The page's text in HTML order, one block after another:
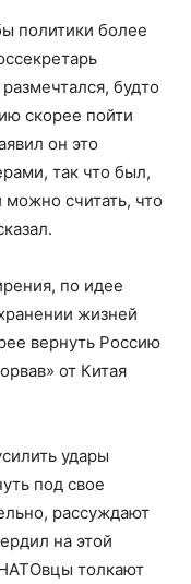
политики более
будто
скорее пойти
он это
так что был,
считать, что
по идее
жизней
вернуть Россию
от Китая
удары
под свое
рассуждают
на этой
толкают